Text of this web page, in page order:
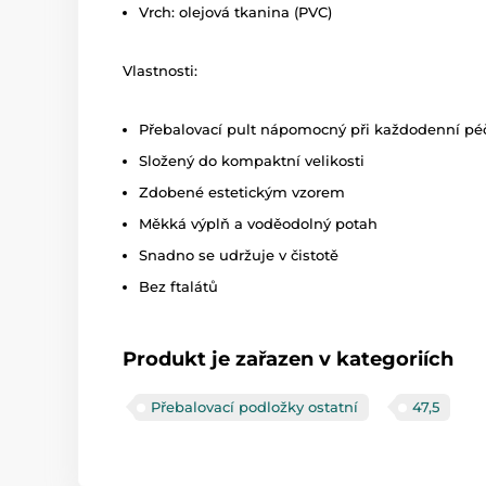
Vrch: olejová tkanina (PVC)
Vlastnosti:
Přebalovací pult nápomocný při každodenní
Složený do kompaktní velikosti
Zdobené estetickým vzorem
Měkká výplň a voděodolný potah
Snadno se udržuje v čistotě
Bez ftalátů
Produkt je zařazen v kategoriích
Přebalovací podložky ostatní 47,5